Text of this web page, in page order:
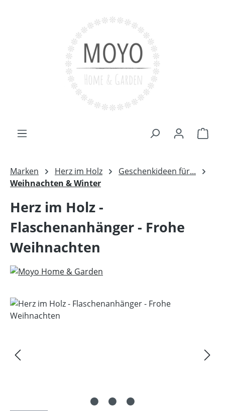
Marken Herz im Holz
Geschenkideen für...
Weihnachten & Winter
Herz im Holz -
Flaschenanhänger - Frohe
Weihnachten
Bildergalerie überspringen